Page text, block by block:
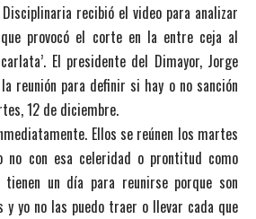
recibió el video para analizar
provocó el corte en la entre ceja al
El presidente del Dimayor, Jorge
reunión para definir si hay o no sanción
12 de diciembre.
Ellos se reúnen los martes
no con esa celeridad o prontitud como
tienen un día para reunirse porque son
y yo no las puedo traer o llevar cada que